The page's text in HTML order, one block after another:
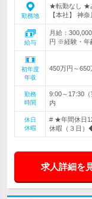
勤務地
★転勤なし ★
【本社】 神
給与
月給：
円 ※経験・年
初年度
年収
450万円～650
勤務
時間
9:00～17:30
内
休日
休暇
# ★年間休日
休暇（３日）
求人詳細を